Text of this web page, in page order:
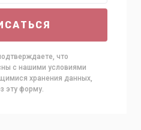
что
с нашими условиями
хранения данных,
эту форму.